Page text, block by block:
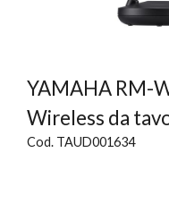
YAMAHA RM-
Wireless da
Cod. TAUD001634